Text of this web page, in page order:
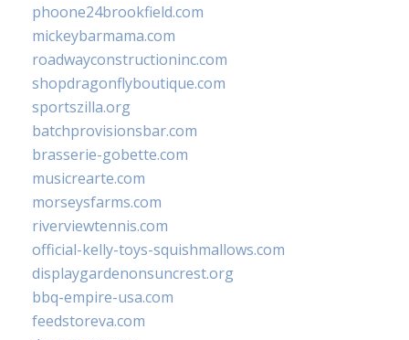
phoone24brookfield.com
mickeybarmama.com
roadwayconstructioninc.com
shopdragonflyboutique.com
sportszilla.org
batchprovisionsbar.com
brasserie-gobette.com
musicrearte.com
morseysfarms.com
riverviewtennis.com
official-kelly-toys-squishmallows.com
displaygardenonsuncrest.org
bbq-empire-usa.com
feedstoreva.com